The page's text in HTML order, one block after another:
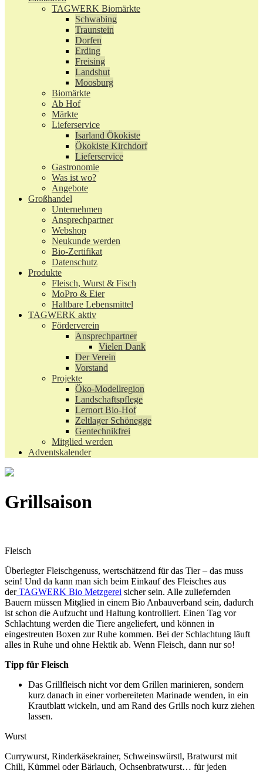
TAGWERK Biomärkte
Schwabing
Traunstein
Dorfen
Erding
Freising
Landshut
Moosburg
Biomärkte
Ab Hof
Märkte
Lieferservice
Isarland Ökokiste
Ökokiste Kirchdorf
Lieferservice
Gastronomie
Was ist wo?
Angebote
Großhandel
Unternehmen
Ansprechpartner
Webshop
Neukunde werden
Bio-Zertifikat
Datenschutz
Produkte
Fleisch, Wurst & Fisch
MoPro & Eier
Haltbare Lebensmittel
TAGWERK aktiv
Förderverein
Ansprechpartner
Vielen Dank
Der Verein
Vorstand
Projekte
Öko-Modellregion
Landschaftspflege
Lernort Bio-Hof
Zeltlager Schönegge
Gentechnikfrei
Mitglied werden
Adventskalender
Grillsaison
Fleisch
Überlegter Fleischgenuss, wertschätzend für das Tier – das muss
sein! Und da kann man sich beim Einkauf des Fleisches aus
derTAGWERK Bio Metzgerei sicher sein. Alle zuliefernden
Bauern müssen Mitglied in einem Bio Anbauverband sein, dadurch
ist schon die Aufzucht und Haltung kontrolliert. Einen Tag vor
Schlachtung werden die Tiere angeliefert, und können in
eingestreuten Boxen zur Ruhe kommen. Bei der Schlachtung läuft
alles in Ruhe und ohne Hektik ab. Wenn Fleisch, dann nur so!
Tipp für Fleisch
Das Grillfleisch nicht vor dem Grillen marinieren, sondern
kurz danach in einer vorbereiteten Marinade wenden, in ein
Krautblatt wickeln, und am Rand des Grills noch kurz ziehen
lassen.
Wurst
Currywurst, Rinderkäsekrainer, Schweinswürstl, Bratwurst mit
Chili, Kümmel oder Bärlauch, Ochsenbratwurst… für jeden